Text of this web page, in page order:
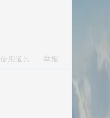
使用道具 举报